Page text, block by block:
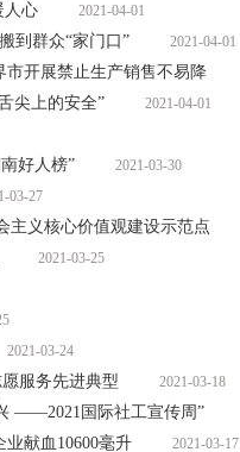
人心 2021-04-01
到群众“家门口” 2021-04-01
开展禁止生产销售不易降
尖上的安全” 2021-04-01
好人榜” 2021-03-30
03-27
主义核心价值观建设示范点
2021-03-25
2021-03-24
服务先进典型 2021-03-18
——2021国际社工宣传周”
献血10600毫升 2021-03-17